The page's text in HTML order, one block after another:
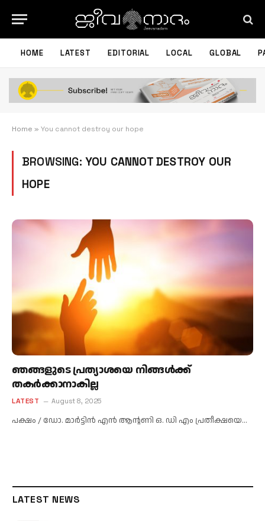
HOME LATEST EDITORIAL LOCAL GLOBAL
Home » You cannot destroy our hope
BROWSING: YOU CANNOT DESTROY OUR
HOPE
ഞങ്ങളുടെ പ്രത്യാശയെ നിങ്ങള്‍ക്ക്
തകര്‍ക്കാനാകില്ല
LATEST August 8, 2025
പക്ഷം / ഡോ. മാര്‍ട്ടിന്‍ എന്‍ ആന്റണി ഒ. ഡി എം പ്രതീക്ഷയെ…
LATEST NEWS